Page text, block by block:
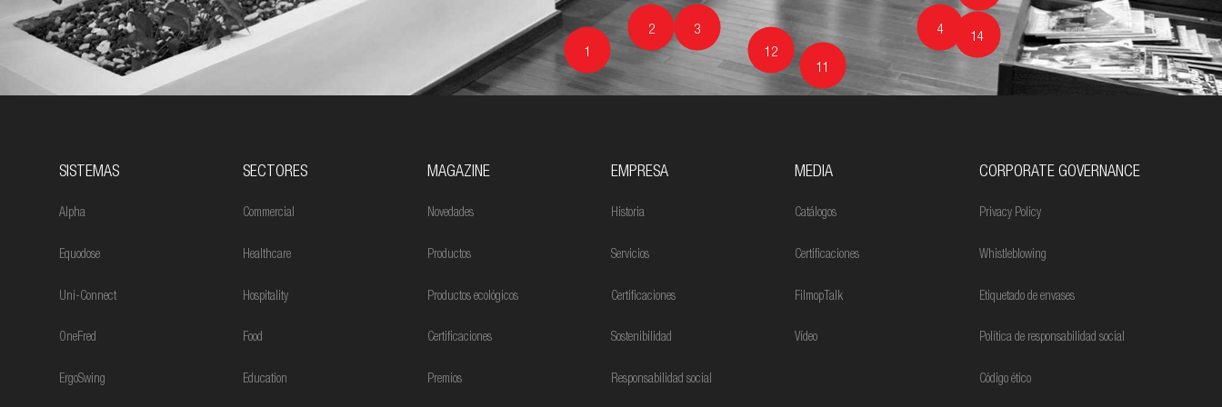
1
2 3 4
11
12
14
SISTEMAS
Alpha
Equodose
Uni-Connect
OneFred
ErgoSwing
SECTORES
Commercial
Healthcare
Hospitality
Food
Education
MAGAZINE
Novedades
Productos
Productos ecológicos
Certificaciones
Premios
EMPRESA
Historia
Servicios
Certificaciones
Sostenibilidad
Responsabilidad social
MEDIA
Catálogos
Certificaciones
FilmopTalk
Vídeo
CORPORATE GOVERNANCE
Privacy Policy
Whistleblowing
Etiquetado de envases
Política de responsabilidad social
Código ético